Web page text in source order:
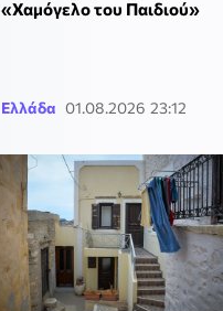
«Χαμόγελο του Παιδιού»
Ελλάδα 01.08.2026 23:12